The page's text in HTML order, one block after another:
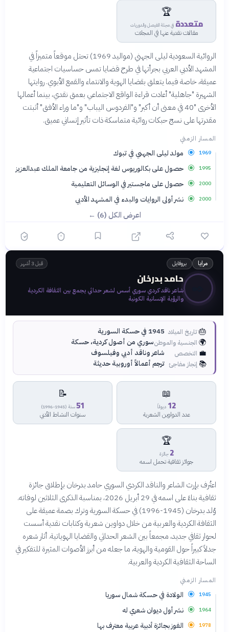
🏆
متعددة في مجلة الفيصل والدوريات
مقالات نقدية عنها في المجلات
الروائية السعودية ليلى الجهني (مواليد 1969) تحتل موقعاً متميزاً في
المشهد الأدبي العربي بجرأتها في طرح قضايا تمس حساسيات اجتماعية
عميقة، خاصة فيما يتعلق بقضايا الهوية والانتماء والقمع الأبوي. روايتها
الشهيرة "جاهلية" أعادت قراءة الواقع الاجتماعي بعمق نقدي، بينما أعمالها
الأخرى "40 في معنى أن أكبر" و"الفردوس اليباب" و"ما وراء الأفق" أثبتت
مقدرتها على نسج حبكات روائية متماسكة ذات تأثير إنساني عميق.
المسار الزمني
1969 مولد ليلى الجهني في تبوك
1995 حصول على بكالوريوس لغة إنجليزية من جامعة الملك عبدالعزيز
2000 حصول على ماجستير في الوسائل التعليمية
2000 نشر أولى الروايات والبدء في المشهد الأدبي
اعرض الكل (6) ←
مرايا بروفايل قبل 3 أشهر
حامد بدرخان
شاعر ناقد كردي سوري أسس لشعر حداثي يجمع بين الثقافة الكردية
والرؤية الإنسانية الكونية
🎂تاريخ الميلاد 1945 في حسكة السورية
🌍 الجنسية والموطنسوري من أصول كردية، حسكة
💼 التخصص شاعر وناقد أدبي وفيلسوف
📚 إنجاز مفاجئ ترجم أعمالاً أوروبية حديثة
📖
12 ديواناً
عدد الدواوين الشعرية
📝
51سنة (1945-1996)
سنوات النشاط الأدبي
🏆
2 جائزة
جوائز ثقافية تحمل اسمه
اعتُرف بإرث الشاعر والناقد الكردي السوري حامد بدرخان بإطلاق جائزة
ثقافية بناءً على اسمه في 29 أبريل 2026، بمناسبة الذكرى الثلاثين لوفاته.
وُلد بدرخان (1945-1996) في حسكة السورية وترك بصمة عميقة على
الثقافة الكردية والعربية من خلال دواوين شعرية وكتابات نقدية أسست
لحوار ثقافي جديد، مجمعاً بين الشعر الحداثي والقضايا الهوياتية. أثار شعره
جدلاً كبيراً حول القومية والهوية، ما جعله من أبرز الأصوات المثيرة للتفكير في
الساحة الثقافية الكردية والعربية.
المسار الزمني
1945 الولادة في حسكة شمال سوريا
1964 نشر أول ديوان شعري له
1978 الفوز بجائزة أدبية عربية معترف بها